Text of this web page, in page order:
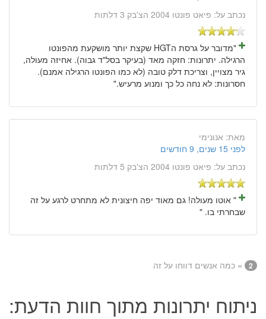
נכתב על: פיאט פונטו 2004 הצ'בק 3 דלתות
"מדובר על גרסת הHGT שקצת יותר מושקעת מהפונטו
הרגילה. יתרונות: חזקה מאד (בעיקר בסל"ד גבוה). אחיזה מעולה,
גיר מצויין, וצריכת דלק טובה (לא כמו הפונטו הרגילה אמנם).
חסרונות: לא נחה כל כך ומנוע מרעיש."
מאת: אנונימי
לפני 15 שנים, 9 חודשים
נכתב על: פיאט פונטו 2004 הצ'בק 5 דלתות
" אוטו מעולה! גם מאוד יפה חיצונית לא מתחרט לרגע על זה
שבחרתי בו. "
2 = כמה אנשים דווחו על זה
ניתוח יתרונות מתוך חוות הדעת: